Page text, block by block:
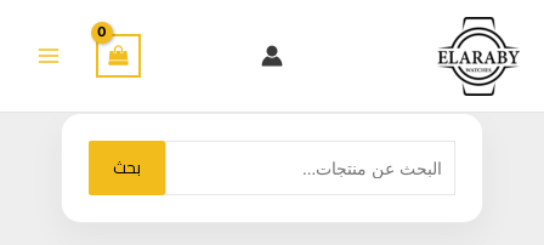
المحتوى
البحث
عن:
بحث